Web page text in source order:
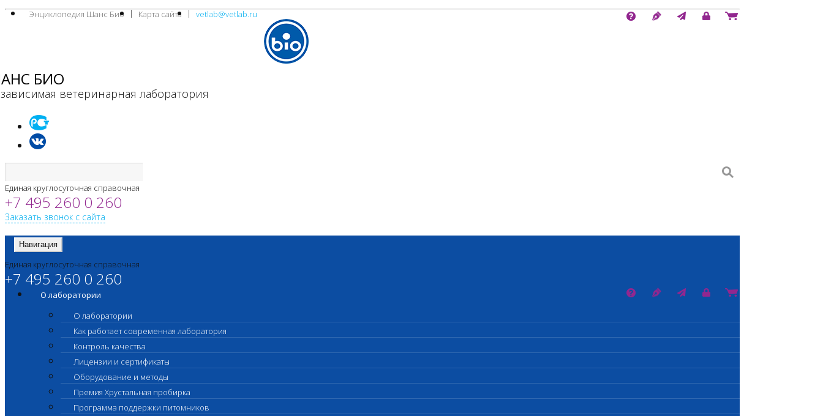
Энциклопедия Шанс Био Карта сайта vetlab@vetlab.ru
БИО
ветеринарная лаборатория
Единая круглосуточная справочная
+7 495 260 0 260
Заказать звонок с сайта
Навигация
Единая круглосуточная справочная
+7 495 260 0 260
О лаборатории
О лаборатории
Как работает современная лаборатория
Контроль качества
Лицензии и сертификаты
Оборудование и методы
Премия Хрустальная пробирка
Программа поддержки питомников